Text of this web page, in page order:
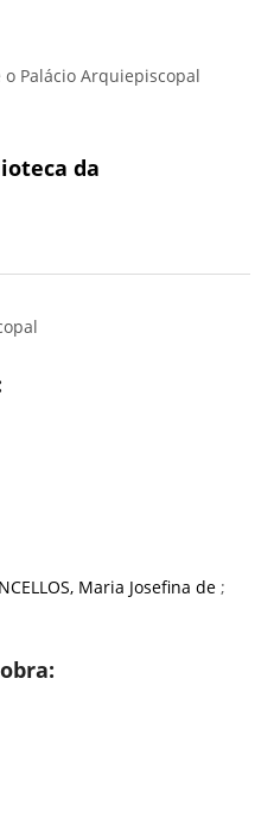
Palácio Arquiepiscopal
da
Maria Josefina de ;